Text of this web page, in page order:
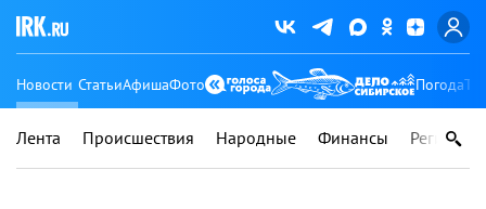
Новости СтатьиАфишаФото Погода
Лента Происшествия Народные Финансы Регионы